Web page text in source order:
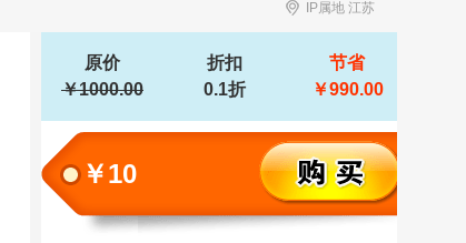
IP属地 江苏
原价
￥1000.00
折扣
0.1折
节省
￥990.00
￥10